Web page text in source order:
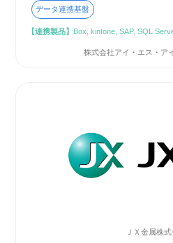
データ連携基盤
【連携製品】 Box, kintone, SAP, SQL
株式会社アイ・エス・ア
ＪＸ金属株